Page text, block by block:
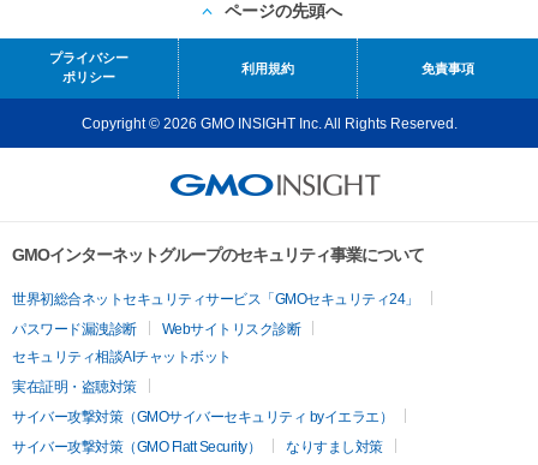
ページの先頭へ
プライバシー
ポリシー
利用規約 免責事項
Copyright © 2026 GMO INSIGHT Inc. All Rights Reserved.
GMOインターネットグループのセキュリティ事業について
世界初総合ネットセキュリティサービス「GMOセキュリティ24」
パスワード漏洩診断
Webサイトリスク診断
セキュリティ相談AIチャットボット
実在証明・盗聴対策
サイバー攻撃対策（GMOサイバーセキュリティ byイエラエ）
サイバー攻撃対策（GMO Flatt Security）
なりすまし対策